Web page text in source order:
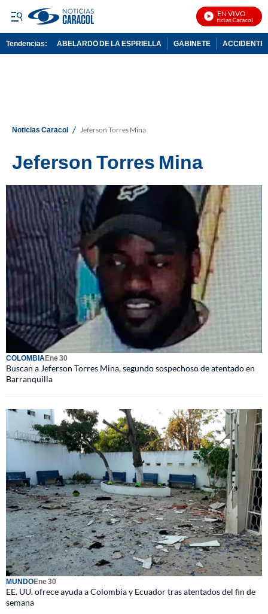
EN VIVO
Noticias Caracol En
Tendencias: ABELARDO DE LA ESPRIELLA GABINETE ACCIDENTE
Noticias Caracol / Jeferson Torres Mina
Jeferson Torres Mina
COLOMBIAEne 30
Buscan a Jeferson Torres Mina, segundo sospechoso de atentado en
Barranquilla
MUNDOEne 30
EE. UU. ofrece ayuda a Colombia y Ecuador tras atentados del fin de
semana